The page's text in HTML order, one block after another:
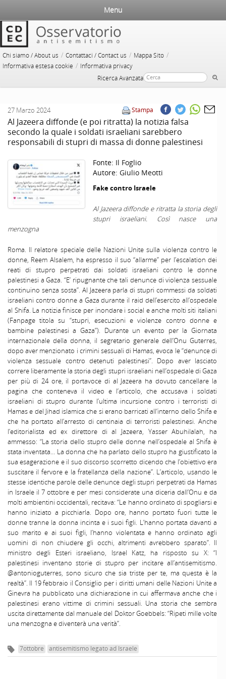
Chi siamo / About us / Contattaci / Contact us / Mappa Sito /
Informativa estesa cookie / Informativa privacy
Ricerca Avanzata
Menu
Stampa
27 Marzo 2024
Al Jazeera diffonde (e poi ritratta) la notizia falsa
secondo la quale i soldati israeliani sarebbero
responsabili di stupri di massa di donne palestinesi
Fonte: Il Foglio
Autore: Giulio Meotti
Fake contro Israele
Al Jazeera diffonde e ritratta la storia degli
stupri israeliani. Così nasce una
menzogna
Roma. Il relatore speciale delle Nazioni Unite sulla violenza contro le
donne, Reem Alsalem, ha espresso il suo “allarme” per l’escalation dei
reati di stupro perpetrati dai soldati israeliani contro le donne
palestinesi a Gaza. “E’ ripugnante che tali denunce di violenza sessuale
continuino senza sosta”. Al Jazeera parla di stupri commessi da soldati
israeliani contro donne a Gaza durante il raid dell’esercito all’ospedale
al Shifa. La notizia finisce per inondare i social e anche molti siti italiani
(Fanpage titola su “stupri, esecuzioni e violenze contro donne e
bambine palestinesi a Gaza”). Durante un evento per la Giornata
internazionale della donna, il segretario generale dell’Onu Guterres,
dopo aver menzionato i crimini sessuali di Hamas, evoca le “denunce di
violenza sessuale contro detenuti palestinesi”. Dopo aver lasciato
correre liberamente la storia degli stupri israeliani nell’ospedale di Gaza
per più di 24 ore, il portavoce di al Jazeera ha dovuto cancellare la
pagina che conteneva il video e l’articolo, che accusava i soldati
israeliani di stupro durante l’ultima incursione contro i terroristi di
Hamas e del Jihad islamica che si erano barricati all’interno dello Shifa e
che ha portato all’arresto di centinaia di terroristi palestinesi. Anche
l’editorialista ed ex direttore di al Jazeera, Yasser Abuhilalah, ha
ammesso: “La storia dello stupro delle donne nell’ospedale al Shifa è
stata inventata… La donna che ha parlato dello stupro ha giustificato la
sua esagerazione e il suo discorso scorretto dicendo che l’obiettivo era
suscitare il fervore e la fratellanza della nazione”. L’articolo, usando le
stesse identiche parole delle denunce degli stupri perpetrati da Hamas
in Israele il 7 ottobre e per mesi considerate una diceria dall’Onu e da
molti ambientini occidentali, recitava: “Le hanno ordinato di spogliarsi e
hanno iniziato a picchiarla. Dopo ore, hanno portato fuori tutte le
donne tranne la donna incinta e i suoi figli. L’hanno portata davanti a
suo marito e ai suoi figli, l’hanno violentata e hanno ordinato agli
uomini di non chiudere gli occhi, altrimenti avrebbero sparato”. Il
ministro degli Esteri israeliano, Israel Katz, ha risposto su X: “I
palestinesi inventano storie di stupro per incitare all’antisemitismo.
@antonioguterres, sono sicuro che sia triste per te, ma questa è la
realtà”. Il 19 febbraio il Consiglio per i diritti umani delle Nazioni Unite a
Ginevra ha pubblicato una dichiarazione in cui affermava anche che i
palestinesi erano vittime di crimini sessuali. Una storia che sembra
uscita direttamente dal manuale del Doktor Goebbels: “Ripeti mille volte
una menzogna e diventerà una verità”.
7ottobre antisemitismo legato ad Israele